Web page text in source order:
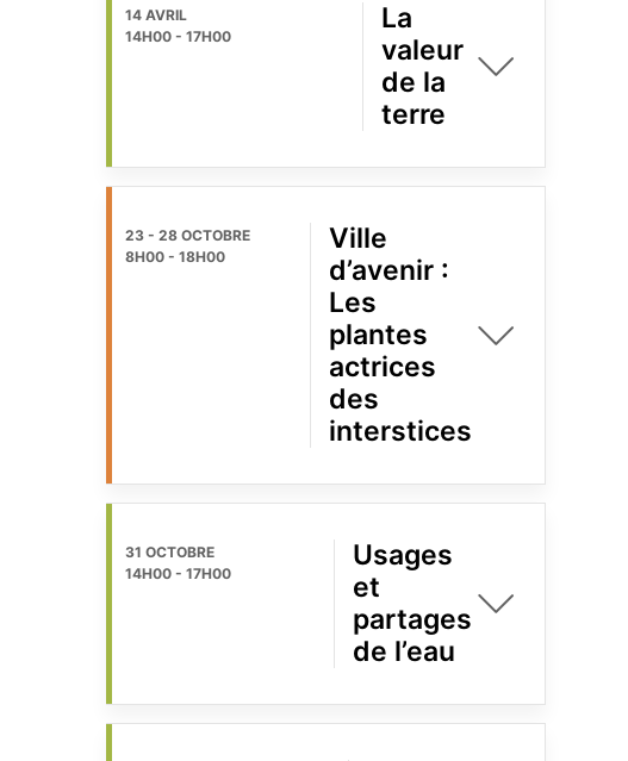
14 AVRIL
14H00 - 17H00
La
valeur
de la
terre
23 - 28 OCTOBRE
8H00 - 18H00
Ville
d’avenir :
Les
plantes
actrices
des
interstices
31 OCTOBRE
14H00 - 17H00
Usages
et
partages
de l’eau